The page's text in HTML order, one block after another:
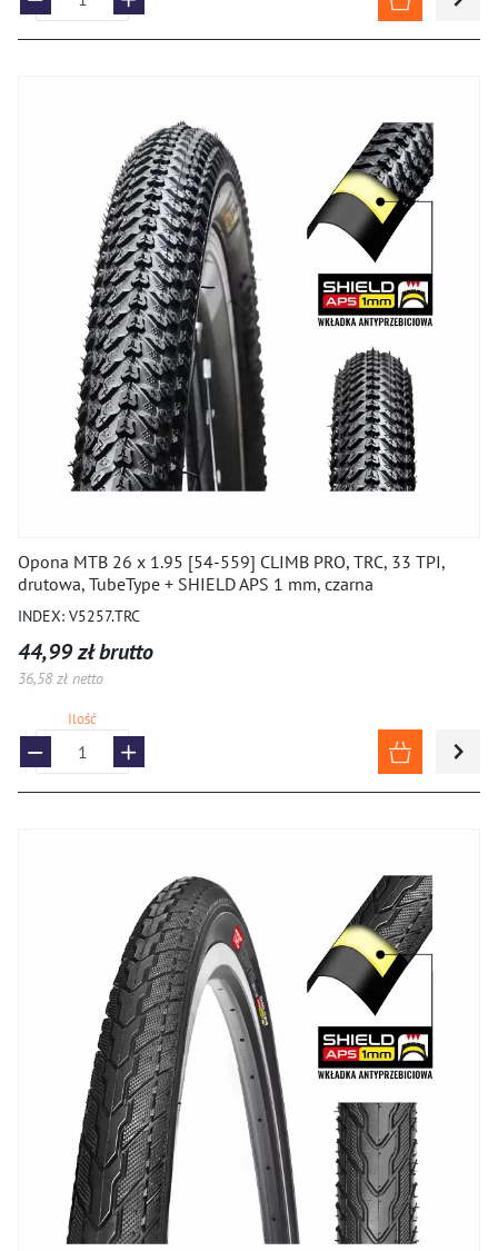
Opona MTB 26 x 1.95 [54-559] CLIMB PRO, TRC, 33 TPI,
drutowa, TubeType + SHIELD APS 1 mm, czarna
INDEX: V5257.TRC
44,99 zł brutto
36,58 zł netto
Ilość